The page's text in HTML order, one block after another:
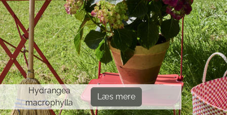
Hydrangea
macrophylla
Læs mere